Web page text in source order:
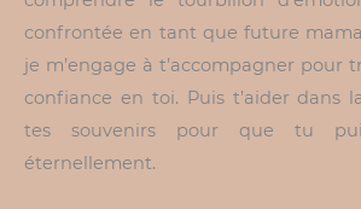
confrontée en tant que future
je m’engage à t’accompagner pour
confiance en toi. Puis t’aider dans
tes souvenirs pour que tu
éternellement.